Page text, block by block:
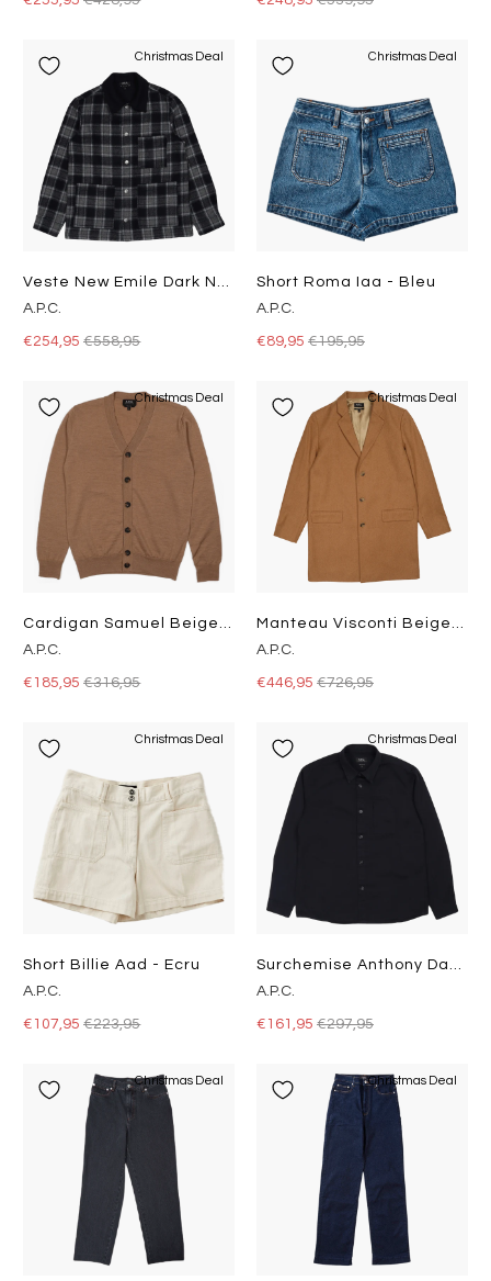
Christmas Deal
Veste New Emile Dark Navy
A.P.C.
€254,95€558,95
Christmas Deal
Short Roma Iaa - Bleu
A.P.C.
€89,95 €195,95
Christmas Deal
Cardigan Samuel Beige Chiné
A.P.C.
€185,95€316,95
Christmas Deal
Manteau Visconti Beige Chiné
A.P.C.
€446,95 €726,95
Christmas Deal
Short Billie Aad - Ecru
A.P.C.
€107,95€223,95
Christmas Deal
A.P.C.
€161,95 €297,95
Christmas Deal Christmas Deal